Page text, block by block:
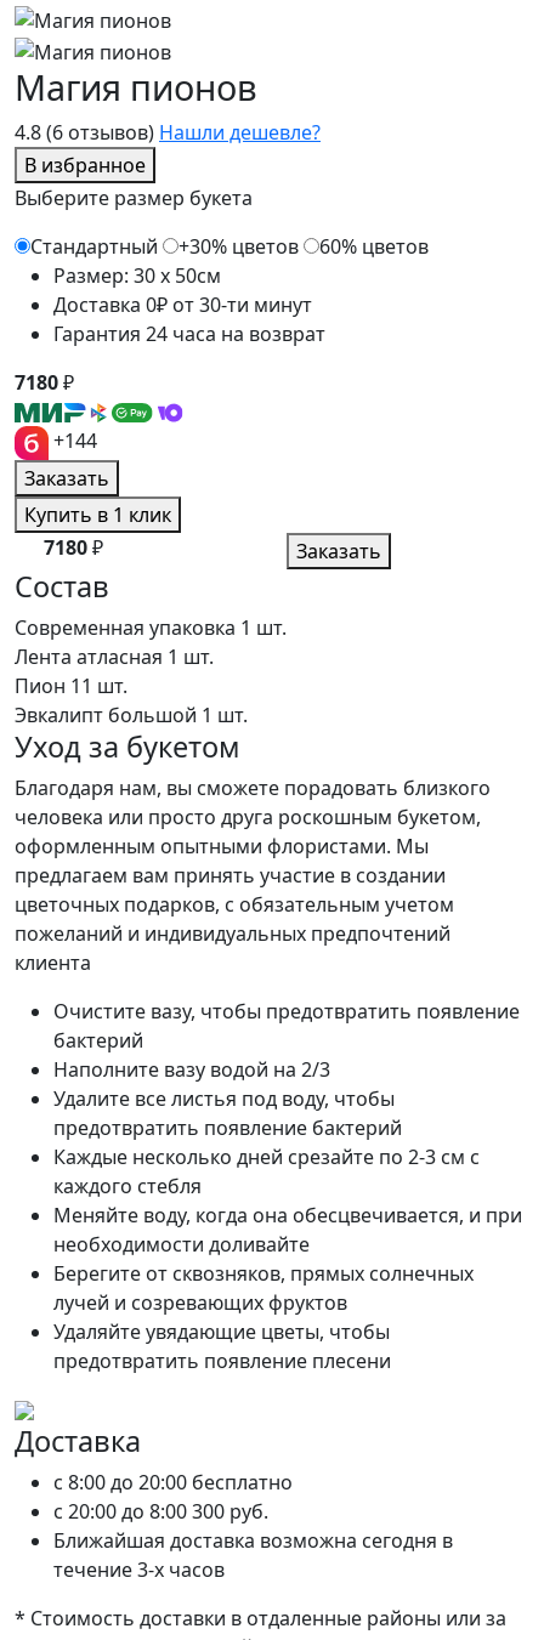
4.8(6 отзывов) Нашли дешевле?
В избранное
Магия пионов
Выберите размер букета
Стандартный
+30% цветов
60% цветов
Размер: 30 x 50см
Доставка 0₽ от 30-ти минут
Гарантия 24 часа на возврат
7180₽
+144
Заказать
Купить в 1 клик
7180₽ Заказать
Состав
Современная упаковка 1 шт.
Лента атласная 1 шт.
Пион 11 шт.
Эвкалипт большой 1 шт.
Уход за букетом
Благодаря нам, вы сможете порадовать близкого
человека или просто друга роскошным букетом,
оформленным опытными флористами. Мы
предлагаем вам принять участие в создании
цветочных подарков, с обязательным учетом
пожеланий и индивидуальных предпочтений
клиента
Очистите вазу, чтобы предотвратить появление
бактерий
Наполните вазу водой на 2/3
Удалите все листья под воду, чтобы
предотвратить появление бактерий
Каждые несколько дней срезайте по 2-3 см с
каждого стебля
Меняйте воду, когда она обесцвечивается, и при
необходимости доливайте
Берегите от сквозняков, прямых солнечных
лучей и созревающих фруктов
Удаляйте увядающие цветы, чтобы
предотвратить появление плесени
Доставка
c 8:00 до 20:00 бесплатно
c 20:00 до 8:00300 руб.
Ближайшая доставка возможна сегодня в
течение 3-х часов
* Стоимость доставки в отдаленные районы или за